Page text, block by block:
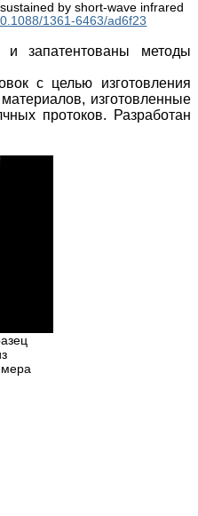
by short-wave infrared
1361-6463/ad6f23
запатентованы методы
с целью изготовления
изготовленные
протоков. Разработан